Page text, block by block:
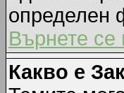
определен
Върнете се
Какво е